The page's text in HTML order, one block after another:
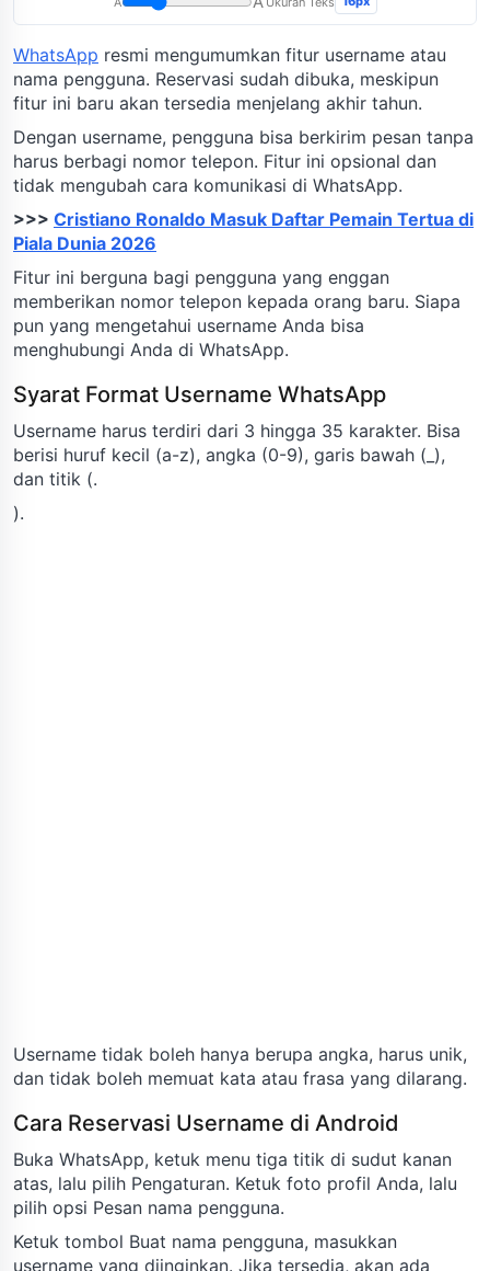
WhatsApp resmi mengumumkan fitur username atau
nama pengguna. Reservasi sudah dibuka, meskipun
fitur ini baru akan tersedia menjelang akhir tahun.
Dengan username, pengguna bisa berkirim pesan tanpa
harus berbagi nomor telepon. Fitur ini opsional dan
tidak mengubah cara komunikasi di WhatsApp.
>>> Cristiano Ronaldo Masuk Daftar Pemain Tertua di
Piala Dunia 2026
Fitur ini berguna bagi pengguna yang enggan
memberikan nomor telepon kepada orang baru. Siapa
pun yang mengetahui username Anda bisa
menghubungi Anda di WhatsApp.
Syarat Format Username WhatsApp
Username harus terdiri dari 3 hingga 35 karakter. Bisa
berisi huruf kecil (a-z), angka (0-9), garis bawah (_),
dan titik (.
).
Username tidak boleh hanya berupa angka, harus unik,
dan tidak boleh memuat kata atau frasa yang dilarang.
Cara Reservasi Username di Android
Buka WhatsApp, ketuk menu tiga titik di sudut kanan
atas, lalu pilih Pengaturan. Ketuk foto profil Anda, lalu
pilih opsi Pesan nama pengguna.
Ketuk tombol Buat nama pengguna, masukkan
username yang diinginkan. Jika tersedia, akan ada